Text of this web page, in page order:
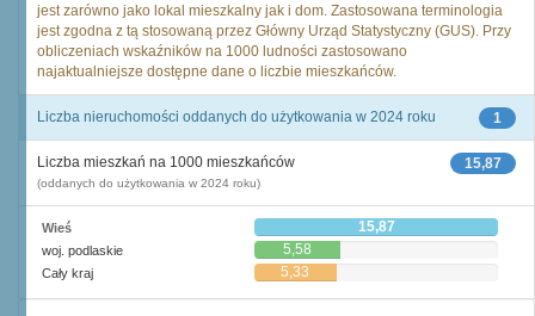
jest zarówno jako lokal mieszkalny jak i dom. Zastosowana terminologia
jest zgodna z tą stosowaną przez Główny Urząd Statystyczny (GUS). Przy
obliczeniach wskaźników na 1000 ludności zastosowano
najaktualniejsze dostępne dane o liczbie mieszkańców.
1
Liczba nieruchomości oddanych do użytkowania w 2024 roku
15,87
Liczba mieszkań na 1000 mieszkańców
(oddanych do użytkowania w 2024 roku)
Wieś 15,87
woj. podlaskie 5,58
Cały kraj 5,33